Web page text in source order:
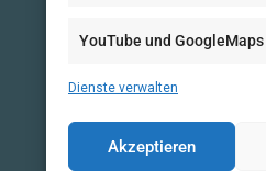
YouTube und GoogleMaps
Dienste verwalten
Akzeptieren